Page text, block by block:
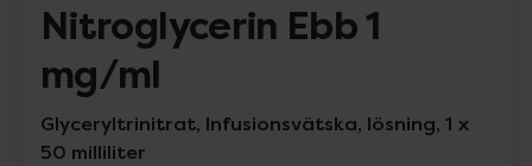
Nitroglycerin Ebb 1
mg/ml
Glyceryltrinitrat, Infusionsvätska, lösning, 1 x
50 milliliter